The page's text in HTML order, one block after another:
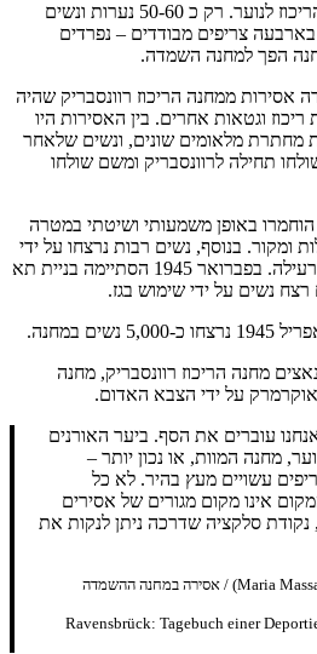
בסוף 1944 פונה חלק ממחנה הריכוז לנוער. רק כ 50-60 נערות ונשים
צריפים מבודדים – נפרדים
הפך למחנה השמדה.
אסירות ממחנה הריכוז רוונסבריק שהיה
וגטאות אחרים. בין האסירות היו
מחתרת מלאומים שונים, ונשים שלאחר
מרד גטו ורשה ב-1944, שולחו תחילה לרוונסבריק ומשם שולחו
באופן משמעותי ושיטתי במטרה
ומקור. בנוסף, נשים רבות נרצחו על ידי
הזרקה של רעל או מתן אבקה רעילה. בפברואר 1945 הסתיימה בניית תא
נשים על ידי שימוש בגז.
במחנה.
שוחררו מהנאצים מחנה הריכוז רוונסבריק, מחנה
על ידי הצבא האדום.
עוברים את הסף. ביער האורנים
מחנה המוות, או נכון יותר –
עשויים מעץ בהיר. לא כל
אינו מקום מגורים של אסירים
סלקציה שדרכה ניתן לנקות את
.Ravensbrück: Tagebuch einer